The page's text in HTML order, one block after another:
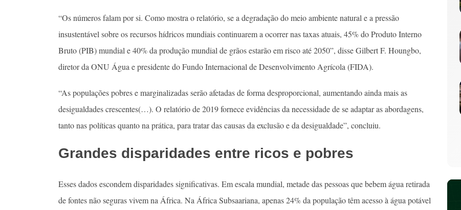
“Os números falam por si. Como mostra o relatório, se a degradação do meio ambiente natural e a pressão
insustentável sobre os recursos hídricos mundiais continuarem a ocorrer nas taxas atuais, 45% do Produto Interno
Bruto (PIB) mundial e 40% da produção mundial de grãos estarão em risco até 2050”, disse Gilbert F. Houngbo,
diretor da ONU Água e presidente do Fundo Internacional de Desenvolvimento Agrícola (FIDA).
“As populações pobres e marginalizadas serão afetadas de forma desproporcional, aumentando ainda mais as
desigualdades crescentes(…). O relatório de 2019 fornece evidências da necessidade de se adaptar as abordagens,
tanto nas políticas quanto na prática, para tratar das causas da exclusão e da desigualdade”, concluiu.
Grandes disparidades entre ricos e pobres
Esses dados escondem disparidades significativas. Em escala mundial, metade das pessoas que bebem água retirada
de fontes não seguras vivem na África. Na África Subsaariana, apenas 24% da população têm acesso à água potável